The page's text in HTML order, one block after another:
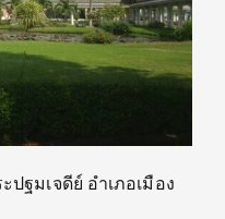
ฐมเจดีย์ อำเภอเมือง